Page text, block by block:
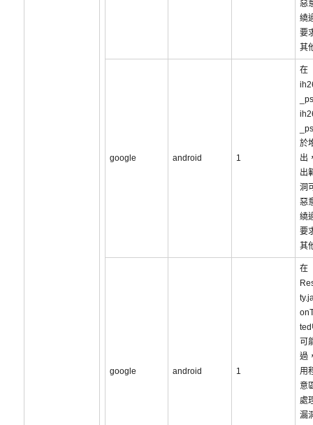
惡
繞
要
其
google android 1
在
於
出
出
洞
惡
繞
要
其
google android 1
在
ted
可
過
用
意
處
漏